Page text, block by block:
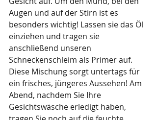
Augen und auf der Stirn ist es
besonders wichtig! Lassen sie das Öl
einziehen und tragen sie
anschließend unseren
Schneckenschleim als Primer auf.
Diese Mischung sorgt untertags für
ein frisches, jüngeres Aussehen! Am
Abend, nachdem Sie Ihre
Gesichtswäsche erledigt haben,